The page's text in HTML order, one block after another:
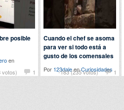
votos) 1
posible
en
-183 (235 votos) 1
Cuando el chef se asoma
para ver si todo está a
gusto de los comensales
Por 123daleenCuriosidades